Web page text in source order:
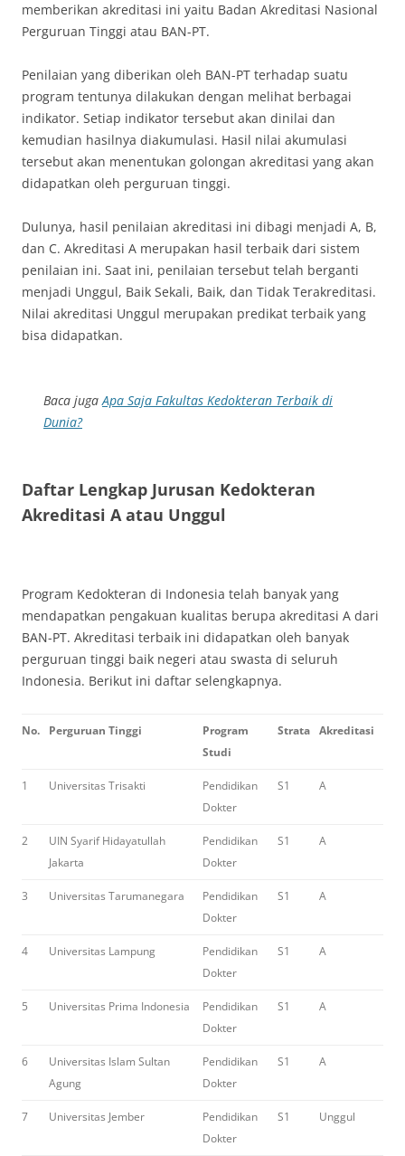
memberikan akreditasi ini yaitu Badan Akreditasi Nasional
Perguruan Tinggi atau BAN-PT.
Penilaian yang diberikan oleh BAN-PT terhadap suatu
program tentunya dilakukan dengan melihat berbagai
indikator. Setiap indikator tersebut akan dinilai dan
kemudian hasilnya diakumulasi. Hasil nilai akumulasi
tersebut akan menentukan golongan akreditasi yang akan
didapatkan oleh perguruan tinggi.
Dulunya, hasil penilaian akreditasi ini dibagi menjadi A, B,
dan C. Akreditasi A merupakan hasil terbaik dari sistem
penilaian ini. Saat ini, penilaian tersebut telah berganti
menjadi Unggul, Baik Sekali, Baik, dan Tidak Terakreditasi.
Nilai akreditasi Unggul merupakan predikat terbaik yang
bisa didapatkan.
Baca jugaApa Saja Fakultas Kedokteran Terbaik di
Dunia?
Daftar Lengkap Jurusan Kedokteran
Akreditasi A atau Unggul
Program Kedokteran di Indonesia telah banyak yang
mendapatkan pengakuan kualitas berupa akreditasi A dari
BAN-PT. Akreditasi terbaik ini didapatkan oleh banyak
perguruan tinggi baik negeri atau swasta di seluruh
Indonesia. Berikut ini daftar selengkapnya.
No. Perguruan Tinggi
Program
Studi
Strata Akreditasi
1 Universitas Trisakti
Pendidikan
Dokter
S1 A
2
UIN Syarif Hidayatullah
Jakarta
Pendidikan
Dokter
S1 A
3 Universitas Tarumanegara
Pendidikan
Dokter
S1 A
4 Universitas Lampung
Pendidikan
Dokter
S1 A
5 Universitas Prima Indonesia
Pendidikan
Dokter
S1 A
6
Universitas Islam Sultan
Agung
Pendidikan
Dokter
S1 A
7 Universitas Jember
Pendidikan
Dokter
S1 Unggul